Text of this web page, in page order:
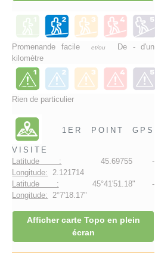
Promenande facileet/ou
De - d'un
kilomètre
Rien de particulier
1ER POINT GPS
VISITE
Latitude : 45.69755 -
Longitude: 2.121714
Latitude : 45°41'51.18" -
Longitude: 2°7'18.17"
Afficher carte Topo en plein
écran